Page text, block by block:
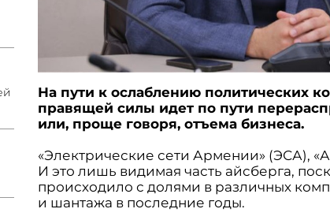
На пути к ослаблению политических
правящей силы идет по пути
или, проще говоря, отъема бизнеса.
«Электрические сети Армении» (ЭСА),
И это лишь видимая часть айсберга,
происходило с долями в различных
и шантажа в последние годы.